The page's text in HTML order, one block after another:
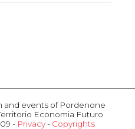
and events of Pordenone
Economia Futuro
- Privacy- Copyrights